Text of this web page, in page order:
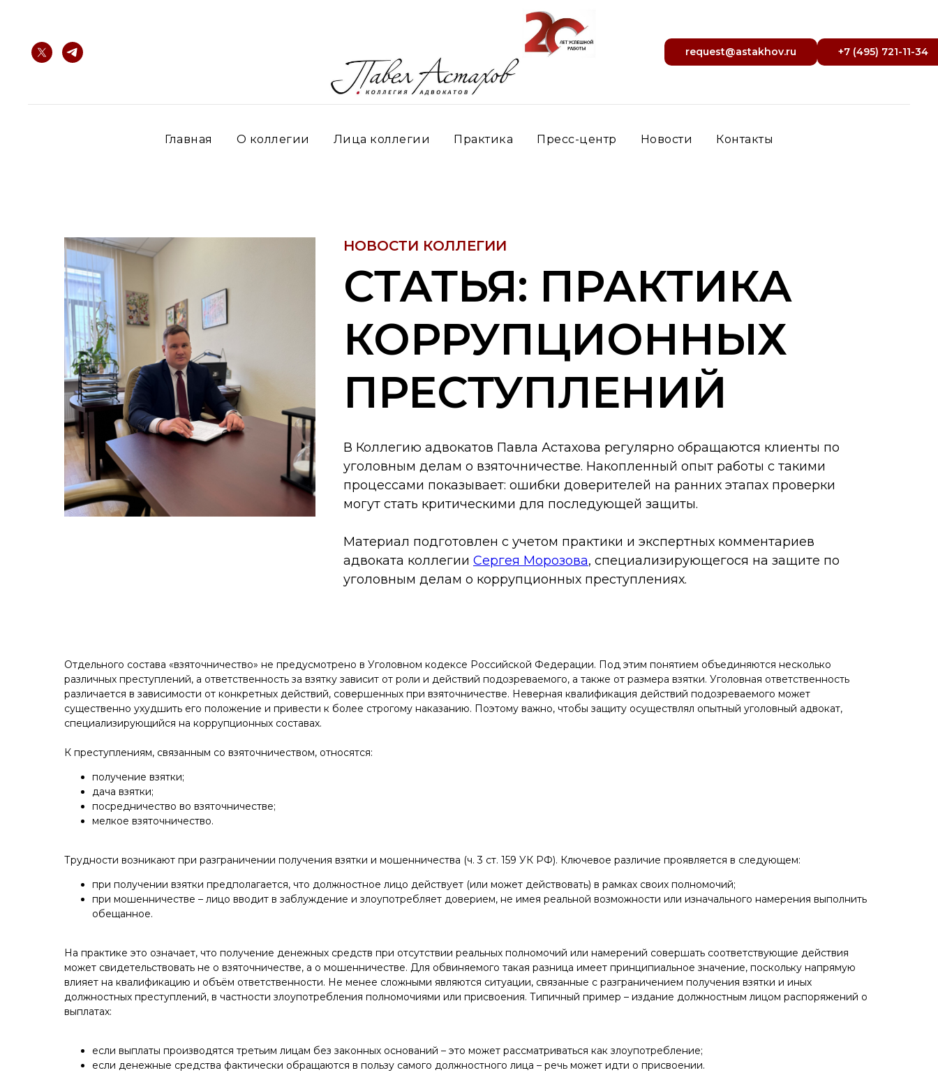
request@astakhov.ru +7 (495) 721-11-34
Главная О коллегии Лица коллегии Практика Пресс-центр Новости Контакты
НОВОСТИ КОЛЛЕГИИ
СТАТЬЯ: ПРАКТИКА
КОРРУПЦИОННЫХ
ПРЕСТУПЛЕНИЙ
В Коллегию адвокатов Павла Астахова регулярно обращаются клиенты по
уголовным делам о взяточничестве. Накопленный опыт работы с такими
процессами показывает: ошибки доверителей на ранних этапах проверки
могут стать критическими для последующей защиты.
Материал подготовлен с учетом практики и экспертных комментариев
адвоката коллегии Сергея Морозова, специализирующегося на защите по
уголовным делам о коррупционных преступлениях.
Отдельного состава «взяточничество» не предусмотрено в Уголовном кодексе Российской Федерации. Под этим понятием объединяются несколько
различных преступлений, а ответственность за взятку зависит от роли и действий подозреваемого, а также от размера взятки. Уголовная ответственность
различается в зависимости от конкретных действий, совершенных при взяточничестве. Неверная квалификация действий подозреваемого может
существенно ухудшить его положение и привести к более строгому наказанию. Поэтому важно, чтобы защиту осуществлял опытный уголовный адвокат,
специализирующийся на коррупционных составах.
К преступлениям, связанным со взяточничеством, относятся:
получение взятки;
дача взятки;
посредничество во взяточничестве;
мелкое взяточничество.
Трудности возникают при разграничении получения взятки и мошенничества (ч. 3 ст. 159 УК РФ). Ключевое различие проявляется в следующем:
при получении взятки предполагается, что должностное лицо действует (или может действовать) в рамках своих полномочий;
при мошенничестве – лицо вводит в заблуждение и злоупотребляет доверием, не имея реальной возможности или изначального намерения выполнить
обещанное.
На практике это означает, что получение денежных средств при отсутствии реальных полномочий или намерений совершать соответствующие действия
может свидетельствовать не о взяточничестве, а о мошенничестве. Для обвиняемого такая разница имеет принципиальное значение, поскольку напрямую
влияет на квалификацию и объём ответственности. Не менее сложными являются ситуации, связанные с разграничением получения взятки и иных
должностных преступлений, в частности злоупотребления полномочиями или присвоения. Типичный пример – издание должностным лицом распоряжений о
выплатах:
если выплаты производятся третьим лицам без законных оснований – это может рассматриваться как злоупотребление;
если денежные средства фактически обращаются в пользу самого должностного лица – речь может идти о присвоении.